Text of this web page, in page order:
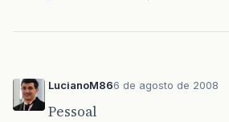
LucianoM866 de agosto de 2008
Pessoal